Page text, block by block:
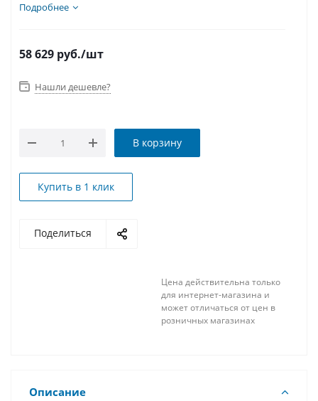
Подробнее
58 629 руб./шт
Нашли дешевле?
В корзину
Купить в 1 клик
Поделиться
Цена действительна только
для интернет-магазина и
может отличаться от цен в
розничных магазинах
Описание